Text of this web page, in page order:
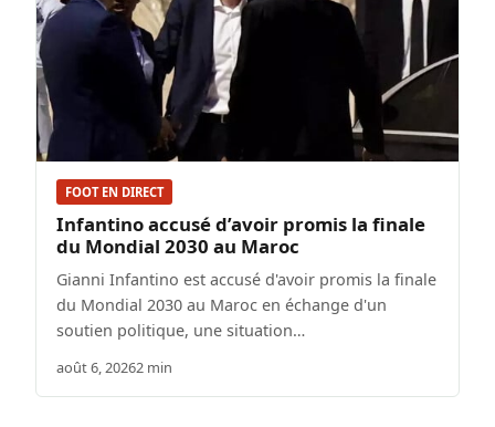
FOOT EN DIRECT
Infantino accusé d’avoir promis la finale
du Mondial 2030 au Maroc
Gianni Infantino est accusé d'avoir promis la finale
du Mondial 2030 au Maroc en échange d'un
soutien politique, une situation…
août 6, 20262 min